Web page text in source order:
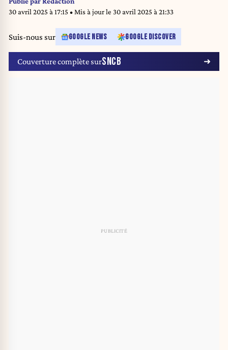
30 avril 2025 à 17:15 • Mis à jour le 30 avril 2025 à 21:33
Suis-nous sur GOOGLE NEWS GOOGLE DISCOVER
Couverture complète surSNCB